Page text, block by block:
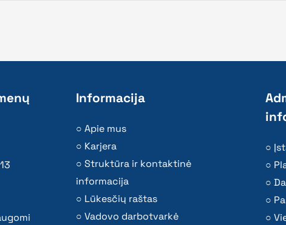
Informacija
Apie mus
Karjera
Struktūra ir kontaktinė
informacija
Lūkesčių raštas
Vadovo darbotvarkė